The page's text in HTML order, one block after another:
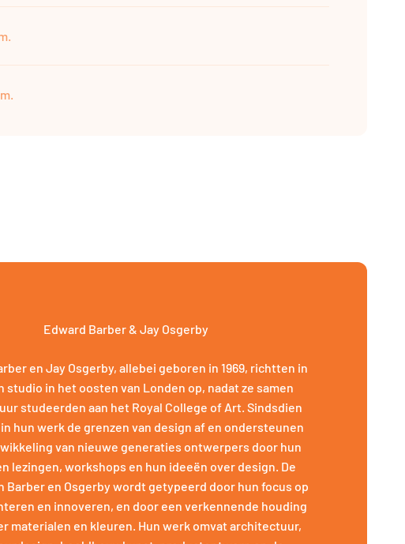
Edward Barber & Jay Osgerby
en Jay Osgerby, allebei geboren in 1969, richtten in
studio in het oosten van Londen op, nadat ze samen
studeerden aan het Royal College of Art. Sindsdien
hun werk de grenzen van design af en ondersteunen
van nieuwe generaties ontwerpers door hun
lezingen, workshops en hun ideeën over design. De
Barber en Osgerby wordt getypeerd door hun focus op
en innoveren, en door een verkennende houding
materialen en kleuren. Hun werk omvat architectuur,